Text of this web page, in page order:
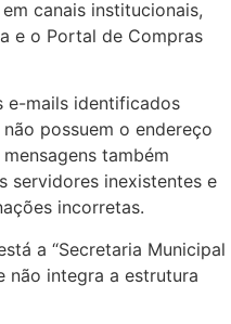
canais institucionais,
e o Portal de Compras
e-mails identificados
possuem o endereço
também
servidores inexistentes e
incorretas.
a “Secretaria Municipal
não integra a estrutura